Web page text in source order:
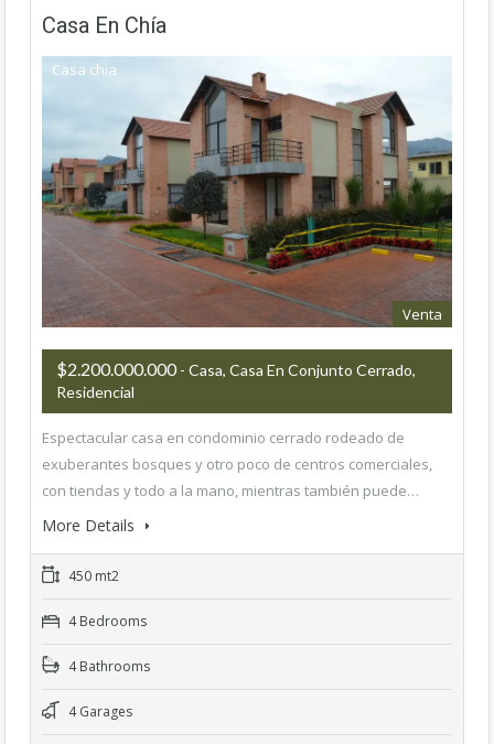
Casa En Chía
Casa chia
Venta
$2.200.000.000- Casa, Casa En Conjunto Cerrado,
Residencial
Espectacular casa en condominio cerrado rodeado de
exuberantes bosques y otro poco de centros comerciales,
con tiendas y todo a la mano, mientras también puede…
More Details
450 mt2
4 Bedrooms
4 Bathrooms
4 Garages